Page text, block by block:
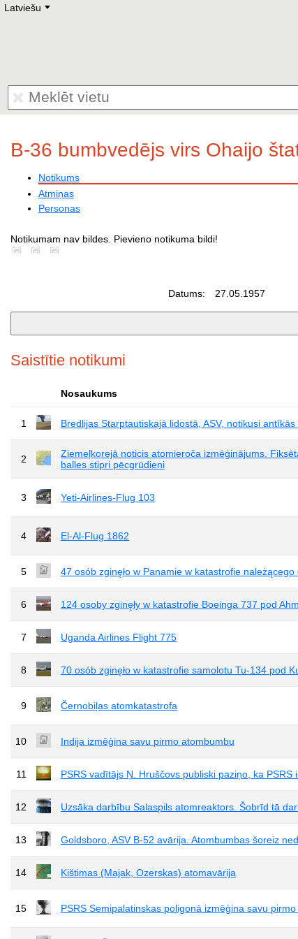
Latviešu E
Deutsch
Polski
Hebrew
B-36 bumbvedējs virs Ohaijo
Notikums
Atmiņas
Personas
Notikumam nav bildes. Pievieno notikuma bildi!
Datums:
27.05.1957
Saistītie notikumi
Nosaukums
1 Bredlijas Starptautiskajā lidostā, ASV, notikusi
2
Ziemeļkorejā noticis atomieroča izmēģinājums.
balles stipri pēcgrūdieni
3 Yeti-Airlines-Flug 103
4 El-Al-Flug 1862
5 47 osób zginęło w Panamie w katastrofie
6 124 osoby zginęły w katastrofie Boeinga 737 pod
7 Uganda Airlines Flight 775
8 70 osób zginęło w katastrofie samolotu Tu-134 pod
9 Černobiļas atomkatastrofa
10 Indija izmēģina savu pirmo atombumbu
11 PSRS vadītājs Ņ. Hruščovs publiski paziņo, ka
12 Uzsāka darbību Salaspils atomreaktors. Šobrīd tā
13 Goldsboro, ASV B-52 avārija. Atombumbas šoreiz
14 Kištimas (Majak, Ozerskas) atomavārija
15 PSRS Semipalatinskas poligonā izmēģina savu